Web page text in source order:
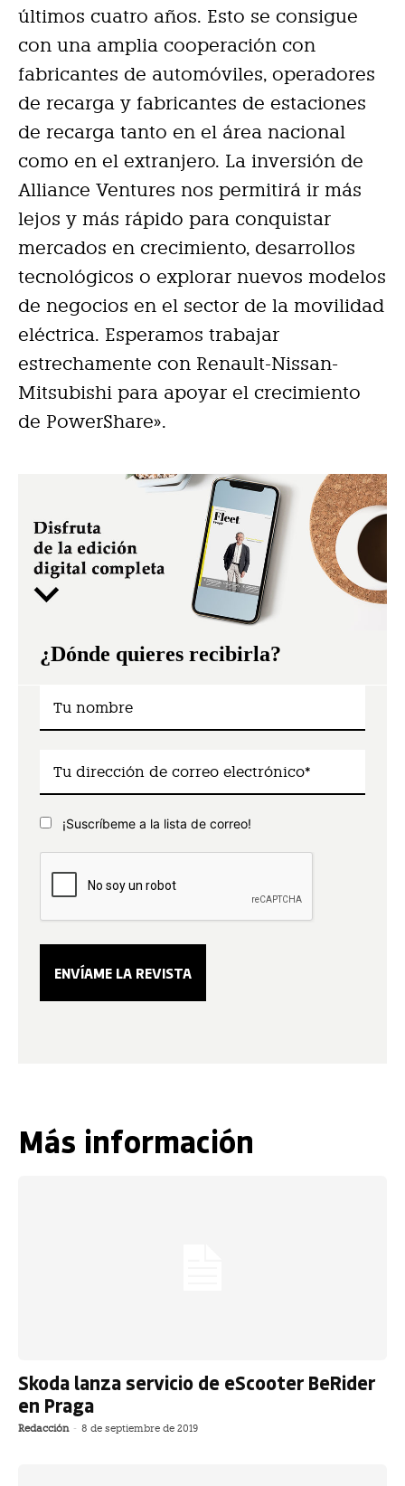
últimos cuatro años. Esto se consigue
con una amplia cooperación con
fabricantes de automóviles, operadores
de recarga y fabricantes de estaciones
de recarga tanto en el área nacional
como en el extranjero. La inversión de
Alliance Ventures nos permitirá ir más
lejos y más rápido para conquistar
mercados en crecimiento, desarrollos
tecnológicos o explorar nuevos modelos
de negocios en el sector de la movilidad
eléctrica. Esperamos trabajar
estrechamente con Renault-Nissan-
Mitsubishi para apoyar el crecimiento
de PowerShare».
¿Dónde quieres recibirla?
¡Suscríbeme a la lista de correo!
Más información
Skoda lanza servicio de eScooter BeRider
en Praga
Redacción - 8 de septiembre de 2019